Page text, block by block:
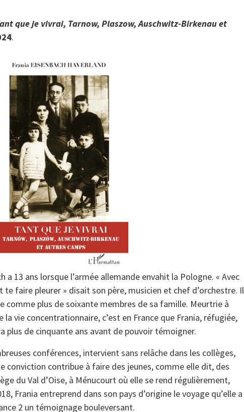
que je vivrai, Tarnow, Plaszow, Auschwitz-Birkenau et
.
a 13 ans lorsque l’armée allemande envahit la Pologne. « Avec
faire pleurer » disait son père, musicien et chef d’orchestre. Il
comme plus de soixante membres de sa famille. Meurtrie à
vie concentrationnaire, c’est en France que Frania, réfugiée,
plus de cinquante ans avant de pouvoir témoigner.
conférences, intervient sans relâche dans les collèges,
conviction contribue à faire des jeunes, comme elle dit, des
du Val d’Oise, à Ménucourt où elle se rend régulièrement,
Frania entreprend dans son pays d’origine le voyage qu’elle a
2 un témoignage bouleversant.